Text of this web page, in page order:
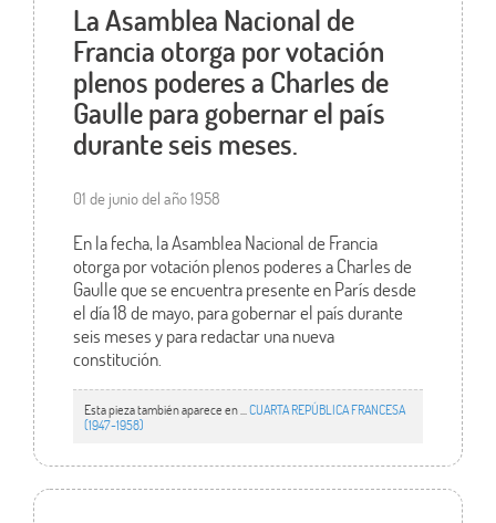
La Asamblea Nacional de
Francia otorga por votación
plenos poderes a Charles de
Gaulle para gobernar el país
durante seis meses.
01 de junio del año 1958
En la fecha, la Asamblea Nacional de Francia
otorga por votación plenos poderes a Charles de
Gaulle que se encuentra presente en París desde
el día 18 de mayo, para gobernar el país durante
seis meses y para redactar una nueva
constitución.
Esta pieza también aparece en ... CUARTA REPÚBLICA FRANCESA
(1947-1958)